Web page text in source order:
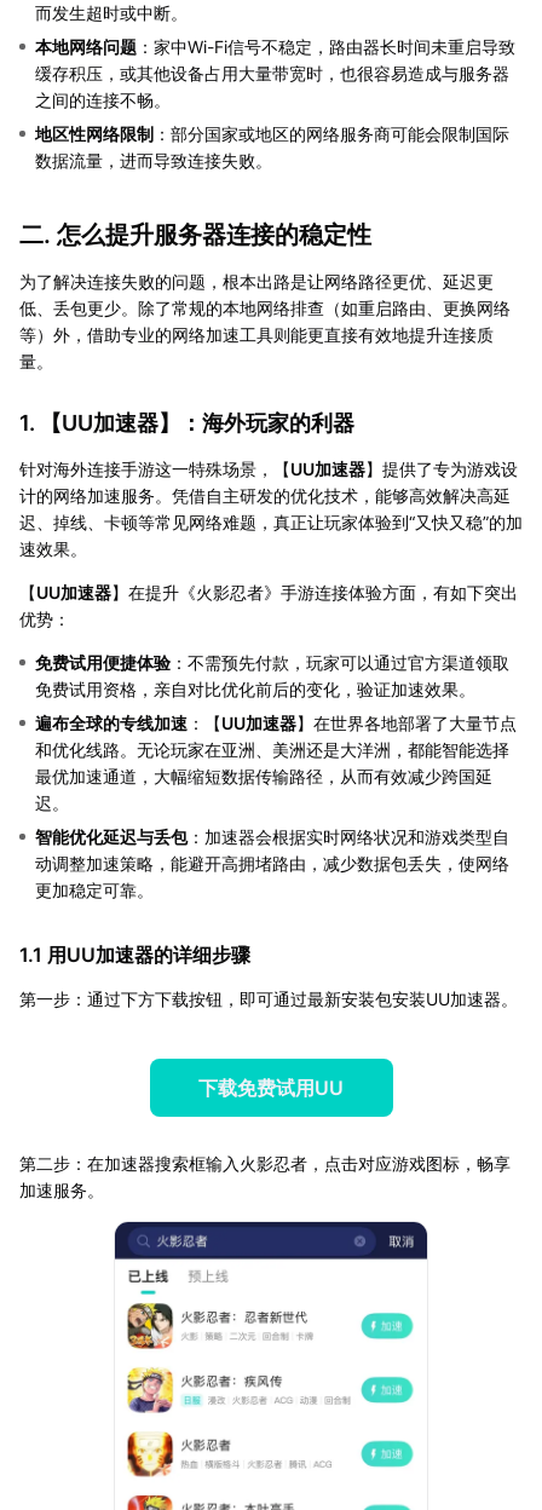
而发生超时或中断。
本地网络问题 ：家中Wi-Fi信号不稳定，路由器长时间未重启导致
缓存积压，或其他设备占用大量带宽时，也很容易造成与服务器
之间的连接不畅。
地区性网络限制 ：部分国家或地区的网络服务商可能会限制国际
数据流量，进而导致连接失败。
二. 怎么提升服务器连接的稳定性
为了解决连接失败的问题，根本出路是让网络路径更优、延迟更
低、丢包更少。除了常规的本地网络排查（如重启路由、更换网络
等）外，借助专业的网络加速工具则能更直接有效地提升连接质
量。
1. 【UU加速器】：海外玩家的利器
针对海外连接手游这一特殊场景，【UU加速器】提供了专为游戏设
计的网络加速服务。凭借自主研发的优化技术，能够高效解决高延
迟、掉线、卡顿等常见网络难题，真正让玩家体验到“又快又稳”的加
速效果。
【UU加速器】在提升《火影忍者》手游连接体验方面，有如下突出
优势：
免费试用便捷体验 ：不需预先付款，玩家可以通过官方渠道领取
免费试用资格，亲自对比优化前后的变化，验证加速效果。
遍布全球的专线加速 ：【UU加速器】在世界各地部署了大量节点
和优化线路。无论玩家在亚洲、美洲还是大洋洲，都能智能选择
最优加速通道，大幅缩短数据传输路径，从而有效减少跨国延
迟。
智能优化延迟与丢包：加速器会根据实时网络状况和游戏类型自
动调整加速策略，能避开高拥堵路由，减少数据包丢失，使网络
更加稳定可靠。
1.1 用UU加速器的详细步骤
第一步：通过下方下载按钮，即可通过最新安装包安装UU加速器。
下载免费试用UU
第二步：在加速器搜索框输入火影忍者，点击对应游戏图标，畅享
加速服务。